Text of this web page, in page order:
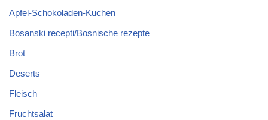
Apfel-Schokoladen-Kuchen
Bosanski recepti/Bosnische rezepte
Brot
Deserts
Fleisch
Fruchtsalat